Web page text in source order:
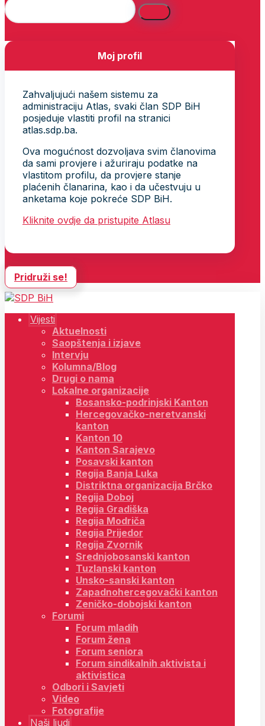
Moj profil
Zahvaljujući našem sistemu za
administraciju Atlas, svaki član SDP BiH
posjeduje vlastiti profil na stranici
atlas.sdp.ba.
Ova mogućnost dozvoljava svim članovima
da sami provjere i ažuriraju podatke na
vlastitom profilu, da provjere stanje
plaćenih članarina, kao i da učestvuju u
anketama koje pokreće SDP BiH.
Kliknite ovdje da pristupite Atlasu
Pridruži se!
Vijesti
Aktuelnosti
Saopštenja i izjave
Intervju
Kolumna/Blog
Drugi o nama
Lokalne organizacije
Bosansko-podrinjski Kanton
Hercegovačko-neretvanski
kanton
Kanton 10
Kanton Sarajevo
Posavski kanton
Regija Banja Luka
Distriktna organizacija Brčko
Regija Doboj
Regija Gradiška
Regija Modriča
Regija Prijedor
Regija Zvornik
Srednjobosanski kanton
Tuzlanski kanton
Unsko-sanski kanton
Zapadnohercegovački kanton
Zeničko-dobojski kanton
Forumi
Forum mladih
Forum žena
Forum seniora
Forum sindikalnih aktivista i
aktivistica
Odbori i Savjeti
Video
Fotografije
Naši ljudi